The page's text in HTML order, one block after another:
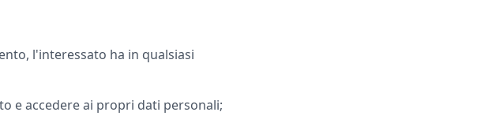
l'interessato ha in qualsiasi
e accedere ai propri dati personali;